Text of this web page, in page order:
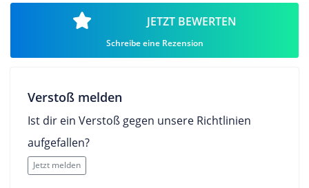
JETZT BEWERTEN
Schreibe eine Rezension
Verstoß melden
Ist dir ein Verstoß gegen unsere Richtlinien
aufgefallen?
Jetzt melden